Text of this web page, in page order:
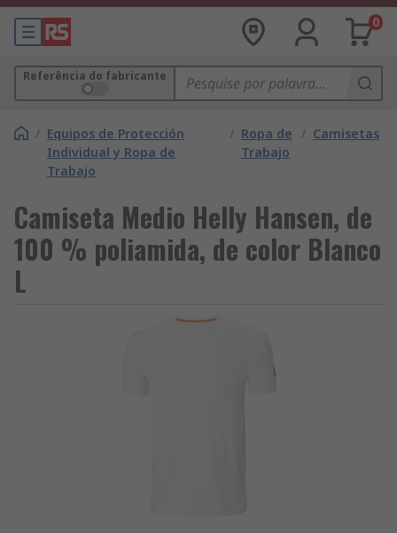
0
Referência do fabricante
/ Equipos de Protección
Individual y Ropa de
Trabajo
/ Ropa de
Trabajo
/ Camisetas
Camiseta Medio Helly Hansen, de
100 % poliamida, de color Blanco
L